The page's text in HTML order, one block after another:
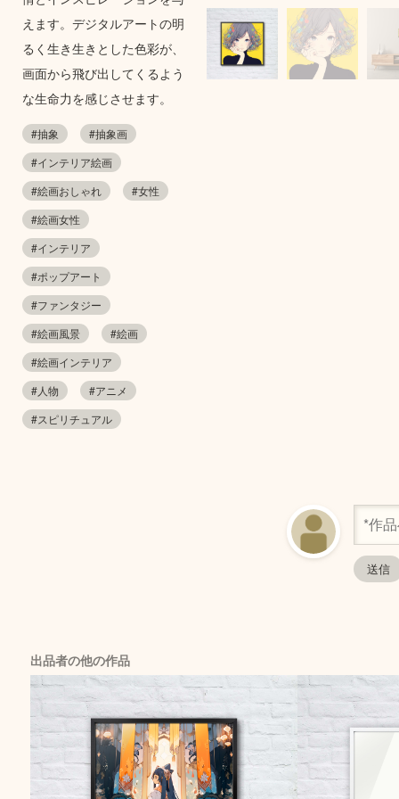
えます。デジタルアートの明
るく生き生きとした色彩が、
画面から飛び出してくるよう
な生命力を感じさせます。
#抽象
#抽象画
#インテリア絵画
#絵画おしゃれ
#女性
#絵画女性
#インテリア
#ポップアート
#ファンタジー
#絵画風景
#絵画
#絵画インテリア
#人物
#アニメ
#スピリチュアル
出品者の他の作品